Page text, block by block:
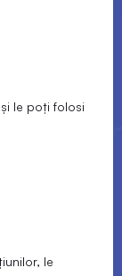
le poți folosi
le